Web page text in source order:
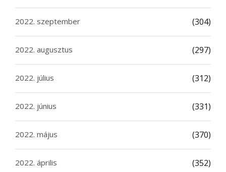
2022. szeptember (304)
2022. augusztus (297)
2022. július (312)
2022. június (331)
2022. május (370)
2022. április (352)